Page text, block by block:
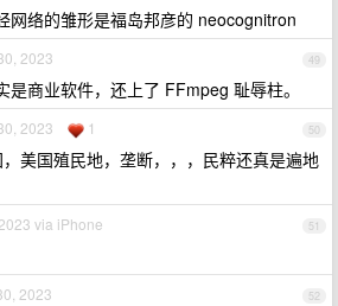
网络的雏形是福岛邦彦的 neocognitron
49
2023
是商业软件，还上了 FFmpeg 耻辱柱。
50
2023 1
美国殖民地，垄断，，，民粹还真是遍地
51
via iPhone
52
2023